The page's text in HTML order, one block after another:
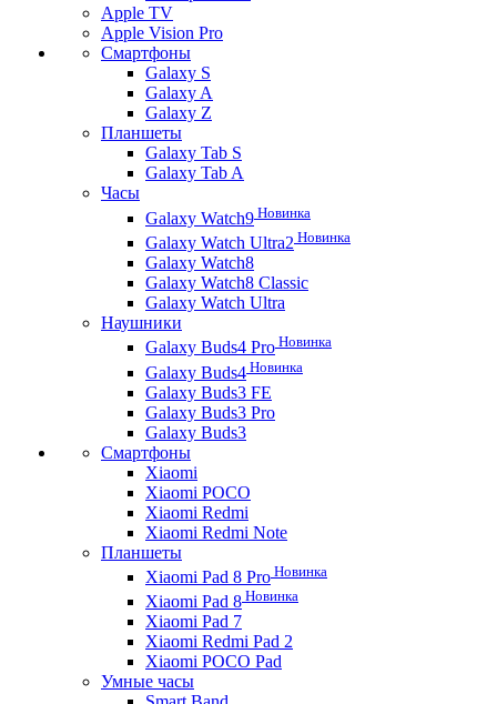
Apple TV
Apple Vision Pro
Смартфоны
Galaxy S
Galaxy A
Galaxy Z
Планшеты
Galaxy Tab S
Galaxy Tab A
Часы
Galaxy Watch9 Новинка
Galaxy Watch Ultra2 Новинка
Galaxy Watch8
Galaxy Watch8 Classic
Galaxy Watch Ultra
Наушники
Galaxy Buds4 Pro Новинка
Galaxy Buds4 Новинка
Galaxy Buds3 FE
Galaxy Buds3 Pro
Galaxy Buds3
Смартфоны
Xiaomi
Xiaomi POCO
Xiaomi Redmi
Xiaomi Redmi Note
Планшеты
Xiaomi Pad 8 Pro Новинка
Xiaomi Pad 8 Новинка
Xiaomi Pad 7
Xiaomi Redmi Pad 2
Xiaomi POCO Pad
Умные часы